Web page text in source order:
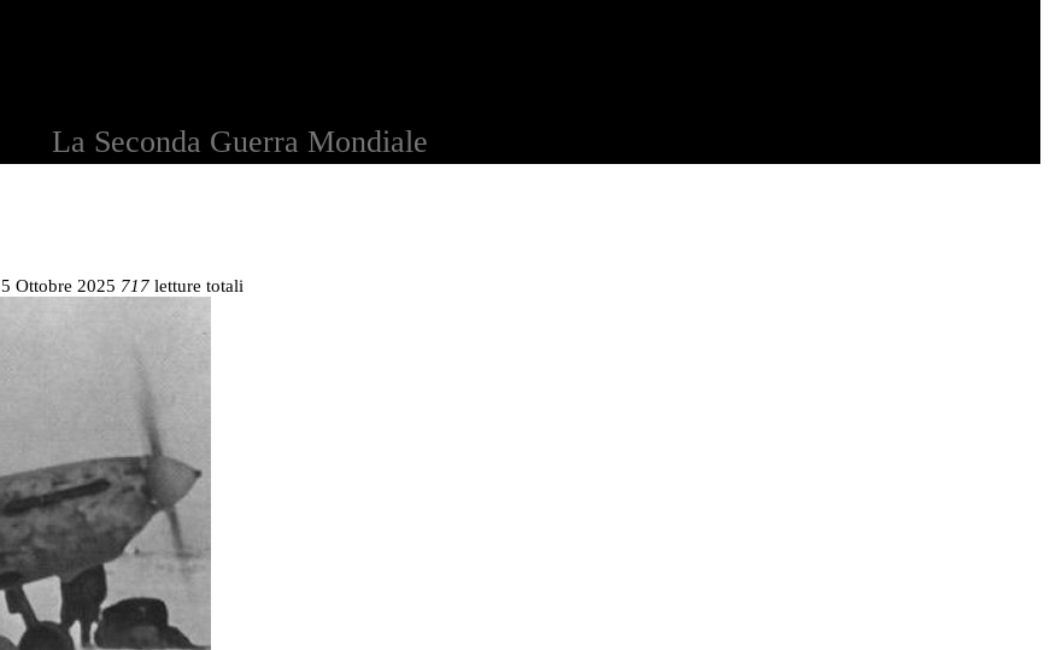
La Seconda Guerra Mondiale
5 Ottobre 2025 717 letture totali